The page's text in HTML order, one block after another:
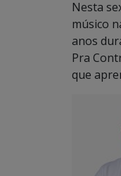
Nesta
músico
anos
Pra
que